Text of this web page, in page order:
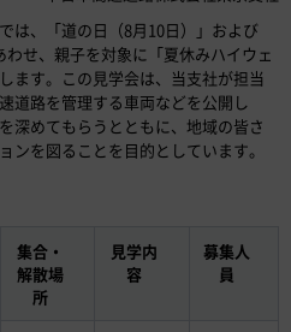
は、「道の日（8月10日）」および
わせ、親子を対象に「夏休みハイウェ
ます。この見学会は、当支社が担当
道路を管理する車両などを公開し
深めてもらうとともに、地域の皆さ
ンを図ることを目的としています。
集合・
解散場
所
見学内
容
募集人
員